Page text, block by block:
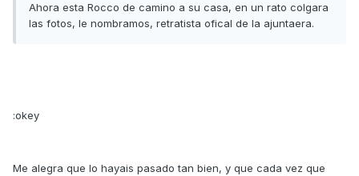
Ahora esta Rocco de camino a su casa, en un rato colgara
las fotos, le nombramos, retratista ofical de la ajuntaera.
:okey
Me alegra que lo hayais pasado tan bien, y que cada vez que